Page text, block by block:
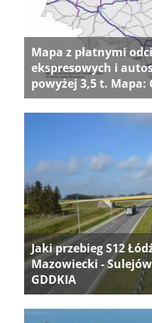
Mapa z płatnymi
ekspresowych i
powyżej 3,5 t. Mapa:
Jaki przebieg S12
Mazowiecki -
GDDKIA